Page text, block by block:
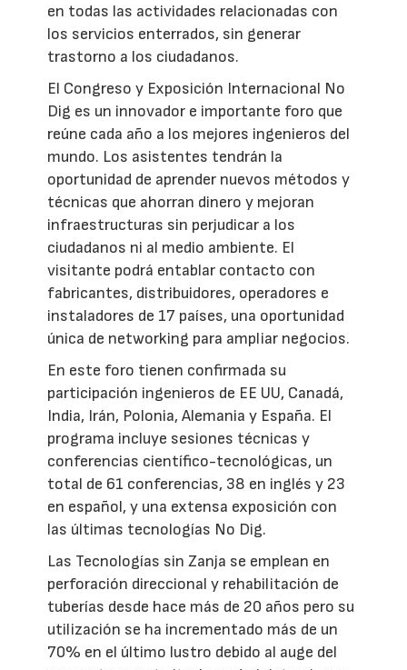
en todas las actividades relacionadas con
los servicios enterrados, sin generar
trastorno a los ciudadanos.
El Congreso y Exposición Internacional No
Dig es un innovador e importante foro que
reúne cada año a los mejores ingenieros del
mundo. Los asistentes tendrán la
oportunidad de aprender nuevos métodos y
técnicas que ahorran dinero y mejoran
infraestructuras sin perjudicar a los
ciudadanos ni al medio ambiente. El
visitante podrá entablar contacto con
fabricantes, distribuidores, operadores e
instaladores de 17 países, una oportunidad
única de networking para ampliar negocios.
En este foro tienen confirmada su
participación ingenieros de EE UU, Canadá,
India, Irán, Polonia, Alemania y España. El
programa incluye sesiones técnicas y
conferencias científico-tecnológicas, un
total de 61 conferencias, 38 en inglés y 23
en español, y una extensa exposición con
las últimas tecnologías No Dig.
Las Tecnologías sin Zanja se emplean en
perforación direccional y rehabilitación de
tuberías desde hace más de 20 años pero su
utilización se ha incrementado más de un
70% en el último lustro debido al auge del